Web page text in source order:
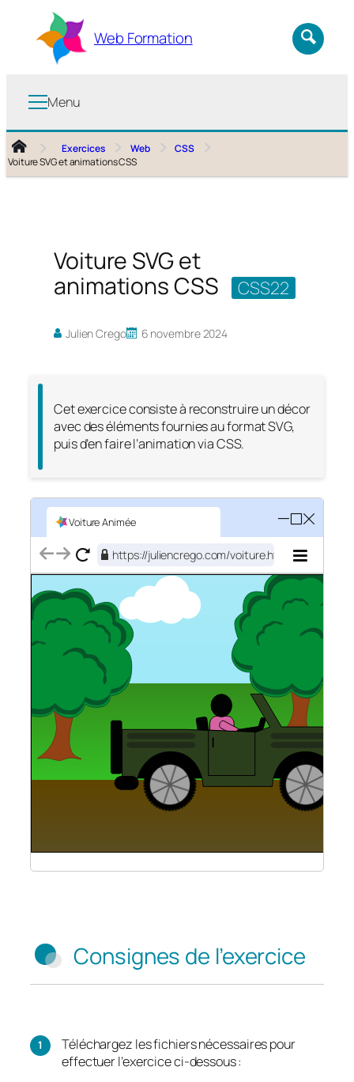
contenu
Web Formation
Menu
Exercices Web
CSS
Voiture SVG et animations CSS
Voiture SVG et
animations CSS
CSS22
Julien Crego 6 novembre 2024
Cet exercice consiste à reconstruire un décor
avec des éléments fournies au format SVG,
puis d’en faire l’animation via CSS.
Voiture Animée
https://juliencrego.com/voiture.html
Consignes de l’exercice
Téléchargez les fichiers nécessaires pour
effectuer l’exercice ci-dessous :